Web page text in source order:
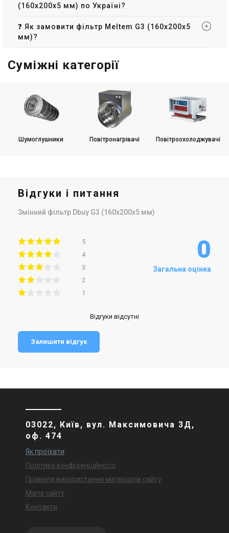
(160х200х5 мм) по Україні?
❓ Як замовити фільтр Meltem G3 (160х200х5
мм)?
Суміжні категорії
Шумоглушники Повітронагрівачі Повітроохолоджувачі
Відгуки і питання
Змінний фільтр Dbuy G3 (160х200х5 мм)
5
4
3
2
1
0
Загальна оцінка
Відгуки відсутні
Залишити відгук
03022, Київ, вул. Максимовича 3Д,
оф. 474
Як проїхати
Політика конфіденційності
Правила використання матеріалів сайту
Мапа сайту
Контакти